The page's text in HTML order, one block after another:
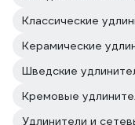
Классические
Керамические
Шведские
Кремовые
Удлинители и